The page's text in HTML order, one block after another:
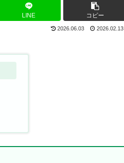
LINE コピー
2026.06.03 2026.02.13